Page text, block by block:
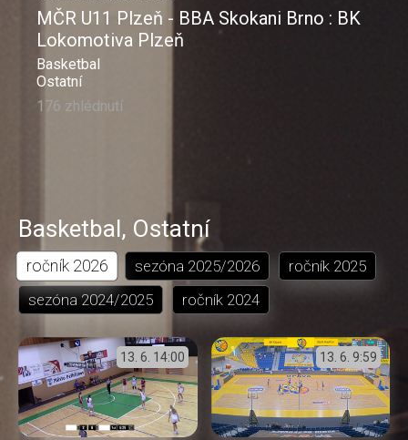
MČR U11 Plzeň - BBA Skokani Brno : BK
Lokomotiva Plzeň
Basketbal
Ostatní
176 zhlédnutí
Basketbal, Ostatní
ročník 2026 sezóna 2025/2026 ročník 2025
sezóna 2024/2025 ročník 2024
13. 6. 14:00 13. 6. 9:59